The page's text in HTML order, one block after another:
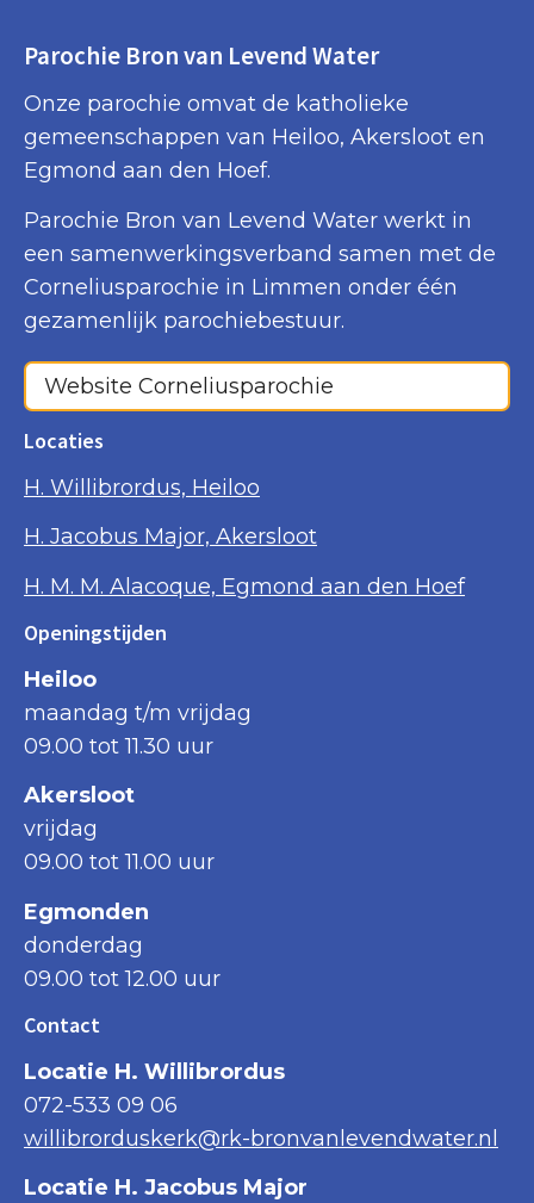
Parochie Bron van Levend Water
Onze parochie omvat de katholieke
gemeenschappen van Heiloo, Akersloot en
Egmond aan den Hoef.
Parochie Bron van Levend Water werkt in
een samenwerkingsverband samen met de
Corneliusparochie in Limmen onder één
gezamenlijk parochiebestuur.
Website Corneliusparochie
Locaties
H. Willibrordus, Heiloo
H. Jacobus Major, Akersloot
H. M. M. Alacoque, Egmond aan den Hoef
Openingstijden
Heiloo
maandag t/m vrijdag
09.00 tot 11.30 uur
Akersloot
vrijdag
09.00 tot 11.00 uur
Egmonden
donderdag
09.00 tot 12.00 uur
Contact
Locatie H. Willibrordus
072-533 09 06
willibrorduskerk@rk-bronvanlevendwater.nl
Locatie H. Jacobus Major